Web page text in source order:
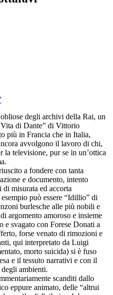
degli archivi della Rai, un
di Dante” di Vittorio
più in Francia che in Italia,
avvolgono il lavoro di chi,
televisione, pur se in un’ottica
a fondere con tanta
e documento, intento
misurata ed accorta
può essere “Idillio” di
burlesche alle più nobili e
argomento amoroso e insieme
e svagato con Forese Donati a
forse venato di rimozioni e
qui interpretato da Luigi
morto suicida) si è fuso
e il tessuto narrativi e con il
ambienti.
scanditi dallo
eppure animato, delle “altrui